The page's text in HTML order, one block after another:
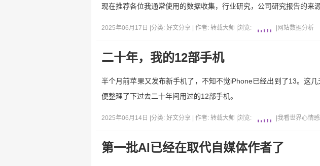
现在推荐各位我通常使用的数据收集，行业研究，公司研究报告的来
2025年06月17日 | 分类: 好文分享 | 作者: 转载大师 浏览: 网站数据分析
二十年，我的12部手机
半个月前苹果又发布新手机了，不知不觉iPhone已经出到了13。这
便整理了下过去二十年间用过的12部手机。
2025年06月14日 | 分类: 好文分享 | 作者: 转载大师 浏览: 我看世界心情
第一批AI已经在取代自媒体作者了